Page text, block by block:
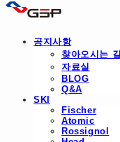
공지사항
찾아오시는 길
자료실
BLOG
Q&A
SKI
Fischer
Atomic
Rossignol